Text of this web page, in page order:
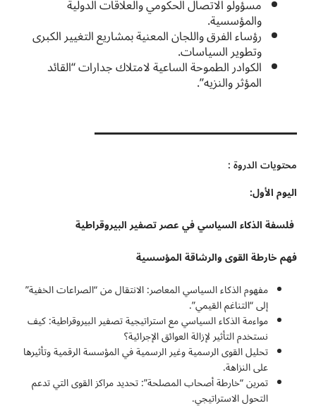
مسؤولو الاتصال الحكومي والعلاقات الدولية
والمؤسسية.
رؤساء الفرق واللجان المعنية بمشاريع التغيير الكبرى
وتطوير السياسات.
الكوادر الطموحة الساعية لامتلاك جدارات “القائد
المؤثر والنزيه”.
محتويات الدروة :
اليوم الأول:
فلسفة الذكاء السياسي في عصر تصفير البيروقراطية
فهم خارطة القوى والرشاقة المؤسسية
مفهوم الذكاء السياسي المعاصر: الانتقال من “الصراعات الخفية”
إلى “التناغم القيمي”.
مواءمة الذكاء السياسي مع استراتيجية تصفير البيروقراطية: كيف
نستخدم التأثير لإزالة العوائق الإجرائية؟
تحليل القوى الرسمية وغير الرسمية في المؤسسة الرقمية وتأثيرها
على النزاهة.
تمرين “خارطة أصحاب المصلحة”: تحديد مراكز القوى التي تدعم
التحول الاستراتيجي.